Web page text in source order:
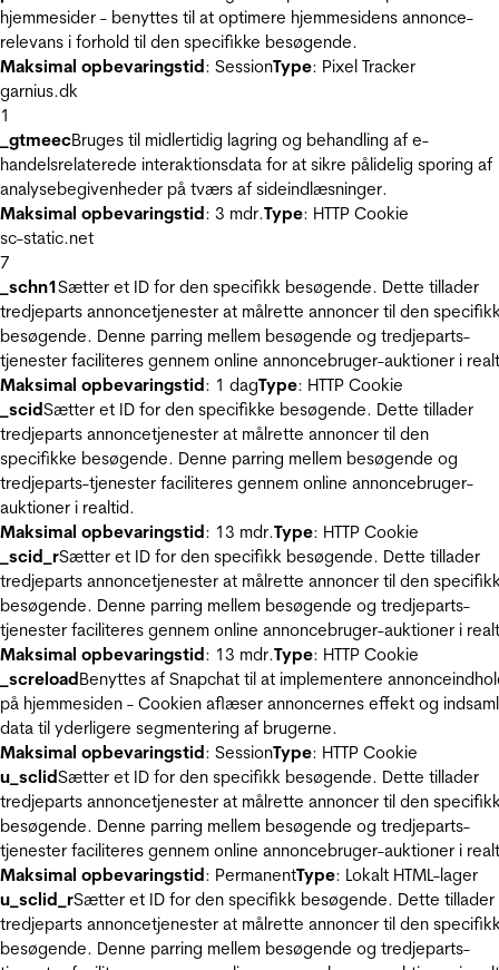
hjemmesider - benyttes til at optimere hjemmesidens annonce-
relevans i forhold til den specifikke besøgende.
Maksimal opbevaringstid: SessionType: Pixel Tracker
garnius.dk
1
_gtmeecBruges til midlertidig lagring og behandling af e-
handelsrelaterede interaktionsdata for at sikre pålidelig sporing af
analysebegivenheder på tværs af sideindlæsninger.
Maksimal opbevaringstid: 3 mdr.Type: HTTP Cookie
sc-static.net
7
_schn1Sætter et ID for den specifikk besøgende. Dette tillader
tredjeparts annoncetjenester at målrette annoncer til den
besøgende. Denne parring mellem besøgende og tredjeparts-
tjenester faciliteres gennem online annoncebruger-auktioner i
Maksimal opbevaringstid: 1 dagType: HTTP Cookie
_scidSætter et ID for den specifikke besøgende. Dette tillader
tredjeparts annoncetjenester at målrette annoncer til den
specifikke besøgende. Denne parring mellem besøgende og
tredjeparts-tjenester faciliteres gennem online annoncebruger-
auktioner i realtid.
Maksimal opbevaringstid: 13 mdr.Type: HTTP Cookie
_scid_rSætter et ID for den specifikk besøgende. Dette tillader
tredjeparts annoncetjenester at målrette annoncer til den
besøgende. Denne parring mellem besøgende og tredjeparts-
tjenester faciliteres gennem online annoncebruger-auktioner i
Maksimal opbevaringstid: 13 mdr.Type: HTTP Cookie
_screloadBenyttes af Snapchat til at implementere
på hjemmesiden - Cookien aflæser annoncernes effekt og
data til yderligere segmentering af brugerne.
Maksimal opbevaringstid: SessionType: HTTP Cookie
u_sclidSætter et ID for den specifikk besøgende. Dette tillader
tredjeparts annoncetjenester at målrette annoncer til den
besøgende. Denne parring mellem besøgende og tredjeparts-
tjenester faciliteres gennem online annoncebruger-auktioner i
Maksimal opbevaringstid: PermanentType: Lokalt HTML-lager
u_sclid_rSætter et ID for den specifikk besøgende. Dette tillader
tredjeparts annoncetjenester at målrette annoncer til den
besøgende. Denne parring mellem besøgende og tredjeparts-